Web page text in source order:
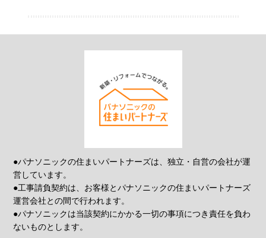
●パナソニックの住まいパートナーズは、独立・自営の会社が運
営しています。
●工事請負契約は、お客様とパナソニックの住まいパートナーズ
運営会社との間で行われます。
●パナソニックは当該契約にかかる一切の事項につき責任を負わ
ないものとします。